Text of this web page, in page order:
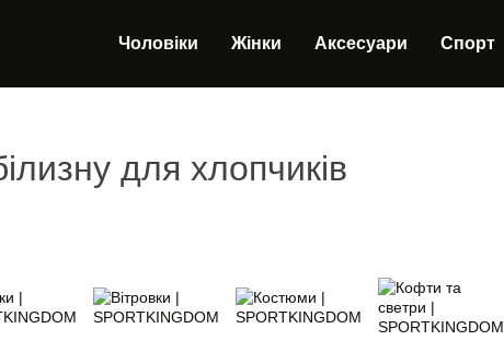
Чоловіки Жінки Аксесуари Спорт
для хлопчиків